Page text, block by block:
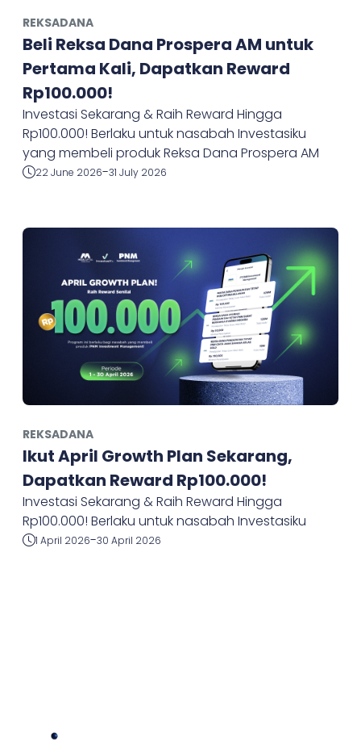
REKSADANA
Beli Reksa Dana Prospera AM untuk
Pertama Kali, Dapatkan Reward
Rp100.000!
Investasi Sekarang & Raih Reward Hingga
Rp100.000! Berlaku untuk nasabah Investasiku
yang membeli produk Reksa Dana Prospera AM
22 June 2026-31 July 2026
REKSADANA
Ikut April Growth Plan Sekarang,
Dapatkan Reward Rp100.000!
Investasi Sekarang & Raih Reward Hingga
Rp100.000! Berlaku untuk nasabah Investasiku
1 April 2026-30 April 2026